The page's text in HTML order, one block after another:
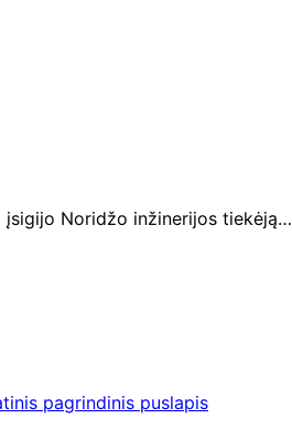
įsigijo Noridžo inžinerijos tiekėją…
pagrindinis puslapis